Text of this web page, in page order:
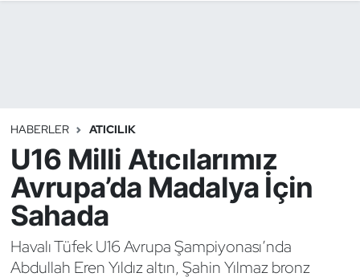
HABERLER ATICILIK
U16 Milli Atıcılarımız
Avrupa’da Madalya İçin
Sahada
Havalı Tüfek U16 Avrupa Şampiyonası’nda
Abdullah Eren Yıldız altın, Şahin Yılmaz bronz
Binicilik
Bisiklet
Bocce Bowling Dart